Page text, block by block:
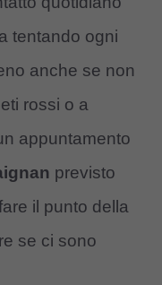
tentando ogni
anche se non
rossi o a
appuntamento
previsto
il punto della
se ci sono